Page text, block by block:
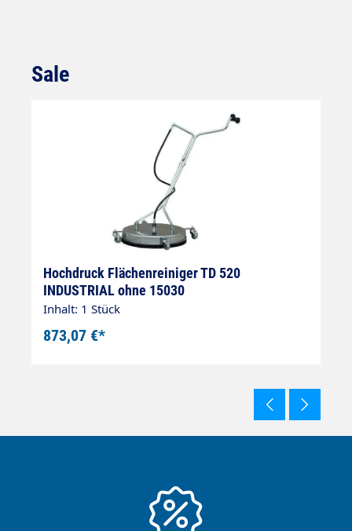
Produktgalerie überspringen
Sale
Hochdruck Flächenreiniger TD 520
INDUSTRIAL ohne 15030
Inhalt: 1 Stück
873,07 €*